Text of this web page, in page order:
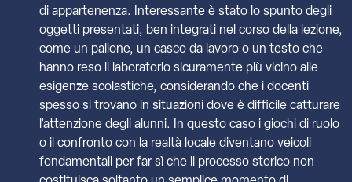
di appartenenza. Interessante è stato lo spunto degli
oggetti presentati, ben integrati nel corso della lezione,
come un pallone, un casco da lavoro o un testo che
hanno reso il laboratorio sicuramente più vicino alle
esigenze scolastiche, considerando che i docenti
spesso si trovano in situazioni dove è difficile catturare
l’attenzione degli alunni. In questo caso i giochi di ruolo
o il confronto con la realtà locale diventano veicoli
fondamentali per far sì che il processo storico non